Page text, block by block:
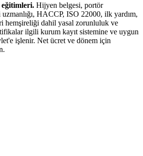
eğitimleri. Hijyen belgesi, portör
HACCP, ISO 22000, ilk yardım,
hemşireliği dahil yasal zorunluluk ve
ilgili kurum kayıt sistemine ve uygun
işlenir. Net ücret ve dönem için